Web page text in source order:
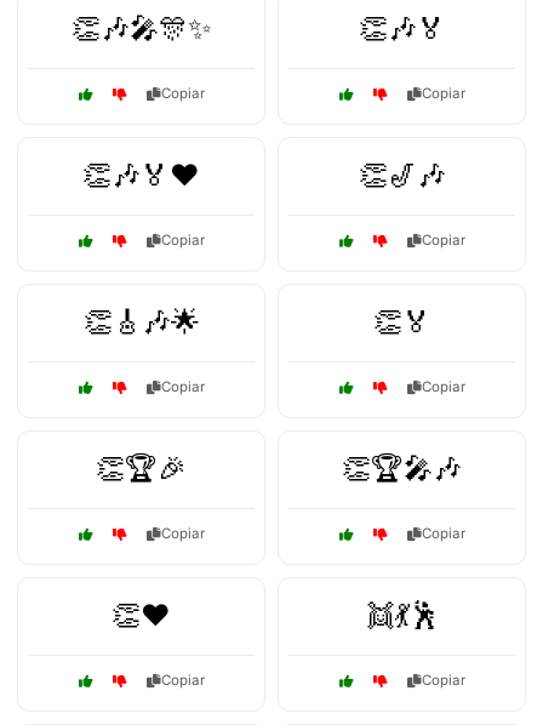
👏🎶🎤🎊✨
Copiar
👏🎶🏅
Copiar
👏🎶🏅❤️
Copiar
👏🎷🎶
Copiar
👏🎸🎶🌟
Copiar
👏🏅
Copiar
👏🏆🎉
Copiar
👏🏆🎤🎶
Copiar
👏❤️
Copiar
👯💃🕺
Copiar